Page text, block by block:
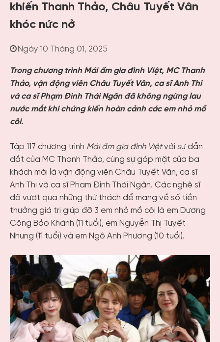
khiến Thanh Thảo, Châu Tuyết Vân
khóc nức nở
Ngày 10 Tháng 01, 2025
Trong chương trình Mái ấm gia đình Việt, MC Thanh
Thảo, vận động viên Châu Tuyết Vân, ca sĩ Anh Thi
và ca sĩ Phạm Đình Thái Ngân đã không ngừng lau
nước mắt khi chứng kiến hoàn cảnh các em nhỏ mồ
côi.
Tập 117 chương trình Mái ấm gia đình Việtvới sự dẫn
dắt của MC Thanh Thảo, cùng sự góp mặt của ba
khách mời là vận động viên Châu Tuyết Vân, ca sĩ
Anh Thi và ca sĩ Phạm Đình Thái Ngân. Các nghệ sĩ
đã vượt qua những thử thách để mang về số tiền
thưởng giá trị giúp đỡ 3 em nhỏ mồ côi là em Dương
Công Bảo Khánh (11 tuổi), em Nguyễn Thị Tuyết
Nhung (11 tuổi) và em Ngô Anh Phương (10 tuổi).